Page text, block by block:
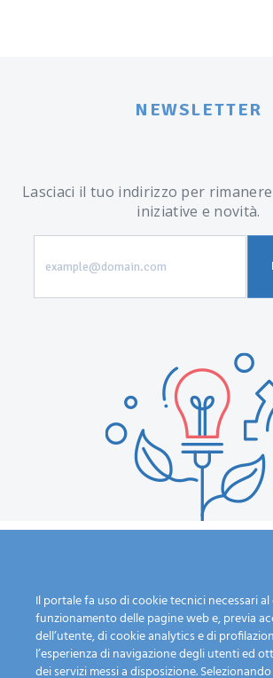
NEWSLETTER
Lasciaci il tuo indirizzo per
iniziative e novità.
example@domain.com
Calendario Raccolta
Guida alla raccolta
differenziata
Dove lo butto?
L'azienda
Chi siamo
I nostri servizi
Mission
Il portale fa uso di cookie tecnici necessari
funzionamento delle pagine web e, previa
dell’utente, di cookie analytics e di
l’esperienza di navigazione degli utenti ed
dei servizi messi a disposizione.